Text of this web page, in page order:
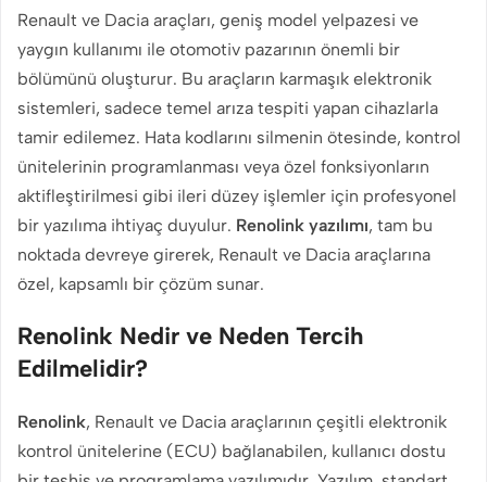
Renault ve Dacia araçları, geniş model yelpazesi ve
yaygın kullanımı ile otomotiv pazarının önemli bir
bölümünü oluşturur. Bu araçların karmaşık elektronik
sistemleri, sadece temel arıza tespiti yapan cihazlarla
tamir edilemez. Hata kodlarını silmenin ötesinde, kontrol
ünitelerinin programlanması veya özel fonksiyonların
aktifleştirilmesi gibi ileri düzey işlemler için profesyonel
bir yazılıma ihtiyaç duyulur. Renolink yazılımı, tam bu
noktada devreye girerek, Renault ve Dacia araçlarına
özel, kapsamlı bir çözüm sunar.
Renolink Nedir ve Neden Tercih
Edilmelidir?
Renolink, Renault ve Dacia araçlarının çeşitli elektronik
kontrol ünitelerine (ECU) bağlanabilen, kullanıcı dostu